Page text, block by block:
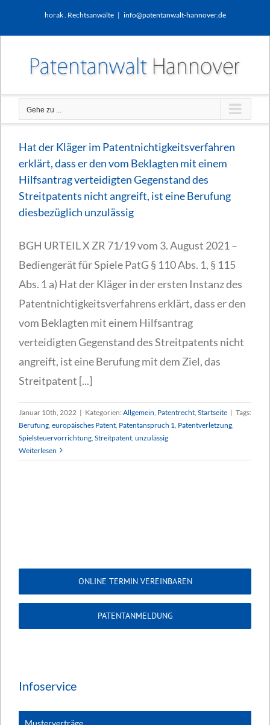
horak . Rechtsanwälte | info@patentanwalt-hannover.de
Gehe zu ...
Hat der Kläger im Patentnichtigkeitsverfahren
erklärt, dass er den vom Beklagten mit einem
Hilfsantrag verteidigten Gegenstand des
Streitpatents nicht angreift, ist eine Berufung
diesbezüglich unzulässig
BGH URTEIL X ZR 71/19 vom 3. August 2021 –
Bediengerät für Spiele PatG § 110 Abs. 1, § 115
Abs. 1 a) Hat der Kläger in der ersten Instanz des
Patentnichtigkeitsverfahrens erklärt, dass er den
vom Beklagten mit einem Hilfsantrag
verteidigten Gegenstand des Streitpatents nicht
angreift, ist eine Berufung mit dem Ziel, das
Streitpatent [...]
Januar 10th, 2022 | Kategorien: Allgemein Patentrecht Startseite | Tags:
Berufung europäisches Patent Patentanspruch 1 Patentverletzung
Spielsteuervorrichtung Streitpatent unzulässig
Weiterlesen
ONLINE TERMIN VEREINBAREN
PATENTANMELDUNG
Infoservice
Musterverträge